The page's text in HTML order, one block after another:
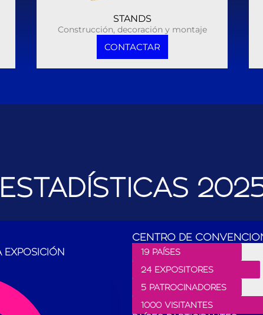
STANDS
Construcción, decoración y montaje
CONTACTAR
EXPOSICIÓN
CENTRO DE
19 PAÍSES
24 EXPOSITORES
5 PATROCINADORES
1000 VISITANTES